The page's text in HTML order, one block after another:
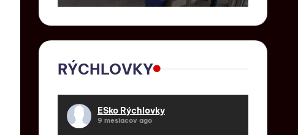
RÝCHLOVKY
ESko Rýchlovky
9 mesiacov ago